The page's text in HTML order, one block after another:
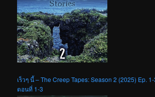
เร็วๆ นี้ – The Creep Tapes: Season 2 (2025) Ep.
ตอนที่ 1-3